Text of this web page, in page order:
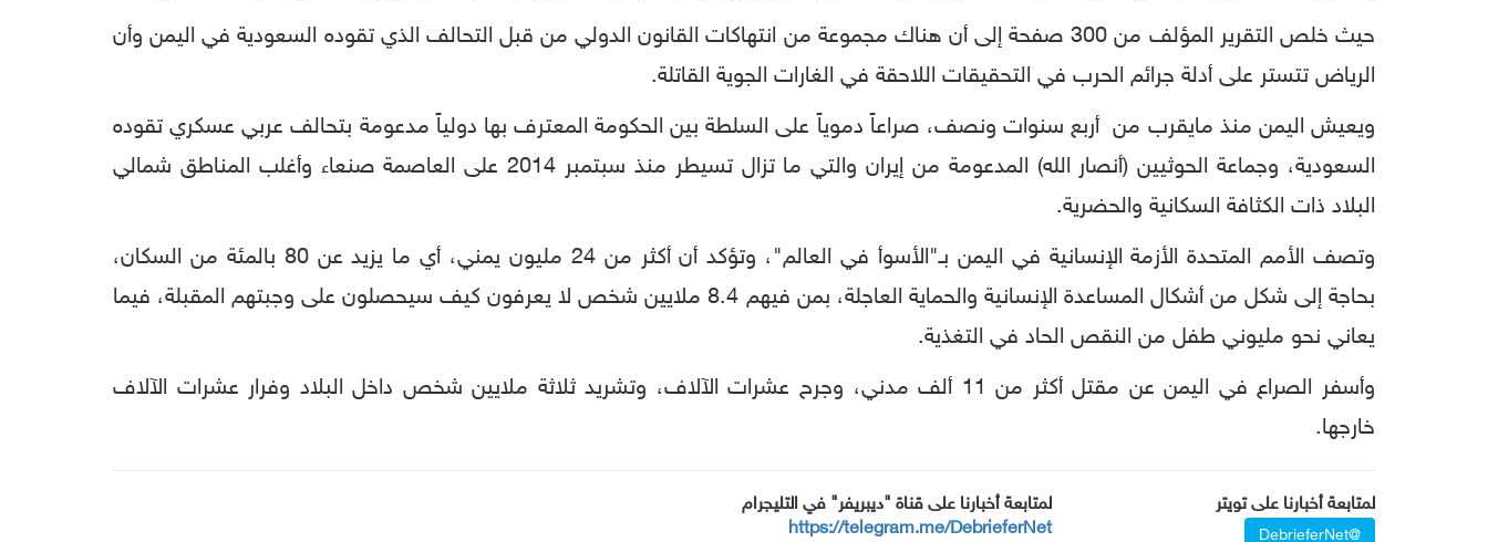
حيث خلص التقرير المؤلف من 300 صفحة إلى أن هناك مجموعة من انتهاكات القانون الدولي من قبل التحالف الذي تقوده السعودية في اليمن وأن
الرياض تتستر على أدلة جرائم الحرب في التحقيقات اللاحقة في الغارات الجوية القاتلة.
ويعيش اليمن منذ مايقرب من أربع سنوات ونصف، صراعاً دموياً على السلطة بين الحكومة المعترف بها دولياً مدعومة بتحالف عربي عسكري تقوده
السعودية، وجماعة الحوثيين (أنصار الله) المدعومة من إيران والتي ما تزال تسيطر منذ سبتمبر 2014 على العاصمة صنعاء وأغلب المناطق شمالي
البلاد ذات الكثافة السكانية والحضرية.
وتصف الأمم المتحدة الأزمة الإنسانية في اليمن بـ"الأسوأ في العالم"، وتؤكد أن أكثر من 24 مليون يمني، أي ما يزيد عن 80 بالمئة من السكان،
بحاجة إلى شكل من أشكال المساعدة الإنسانية والحماية العاجلة، بمن فيهم 8.4 ملايين شخص لا يعرفون كيف سيحصلون على وجبتهم المقبلة، فيما
يعاني نحو مليوني طفل من النقص الحاد في التغذية.
وأسفر الصراع في اليمن عن مقتل أكثر من 11 ألف مدني، وجرح عشرات الآلاف، وتشريد ثلاثة ملايين شخص داخل البلاد وفرار عشرات الآلاف
خارجها.
لمتابعة أخبارنا على تويتر
@DebrieferNet
لمتابعة أخبارنا على قناة "ديبريفر" في التليجرام
https://telegram.me/DebrieferNet